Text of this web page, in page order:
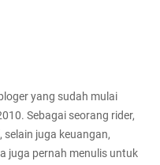
yang sudah mulai
Sebagai seorang rider,
juga keuangan,
juga pernah menulis untuk